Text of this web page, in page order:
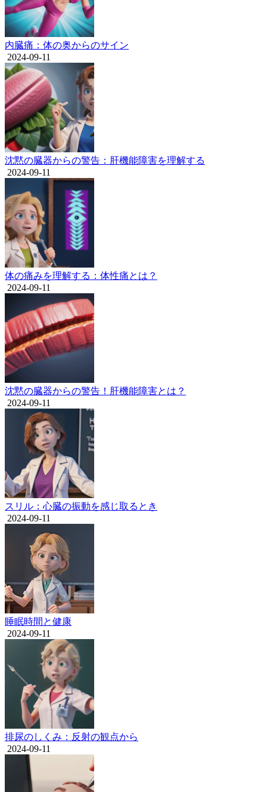
内臓痛：体の奥からのサイン
2024-09-11
沈黙の臓器からの警告：肝機能障害を理解する
2024-09-11
体の痛みを理解する：体性痛とは？
2024-09-11
沈黙の臓器からの警告！肝機能障害とは？
2024-09-11
スリル：心臓の振動を感じ取るとき
2024-09-11
睡眠時間と健康
2024-09-11
排尿のしくみ：反射の観点から
2024-09-11